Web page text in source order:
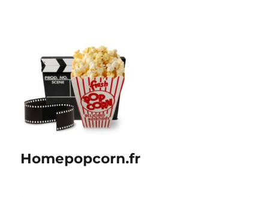
Homepopcorn.fr